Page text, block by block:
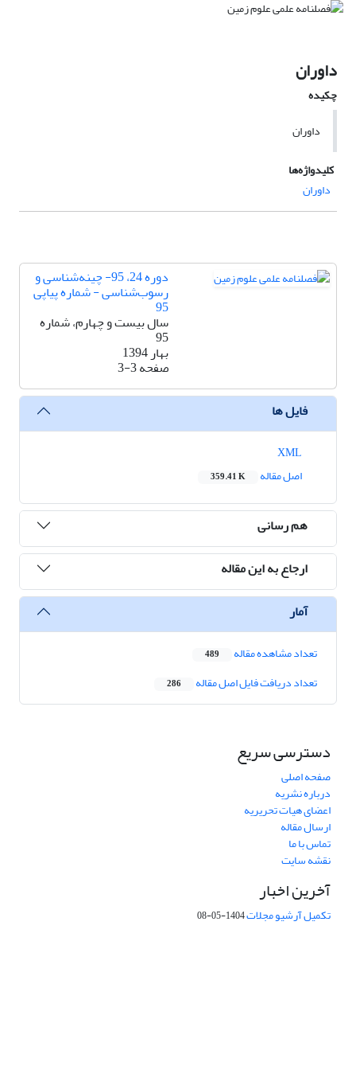
داوران
چکیده
داوران
کلیدواژه‌ها
داوران
دوره 24، 95- چینه‌شناسی و
رسوب‌شناسی - شماره پیاپی
95
سال بیست و چهارم، شماره
95
بهار 1394
صفحه3-3
فایل ها
اصل مقاله
359.41 K
هم رسانی
ارجاع به این مقاله
آمار
تعداد مشاهده مقاله 489
تعداد دریافت فایل اصل مقاله 286
دسترسی سریع
صفحه اصلی
درباره نشریه
اعضای هیات تحریریه
ارسال مقاله
تماس با ما
نقشه سایت
آخرین اخبار
تکمیل آرشیو مجلات1404-05-08